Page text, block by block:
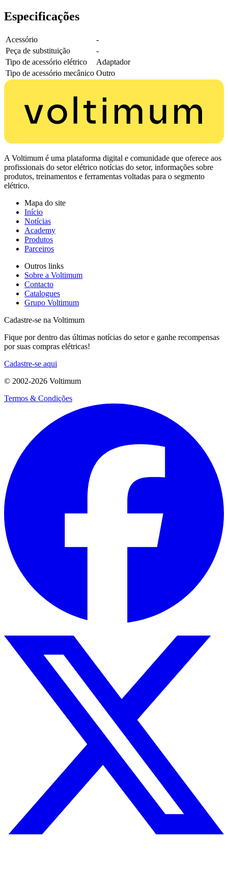
Especificações
Acessório
-
Peça de substituição
-
Tipo de acessório elétrico
Adaptador
Tipo de acessório mecânico Outro
A Voltimum é uma plataforma digital e comunidade que oferece aos
profissionais do setor elétrico notícias do setor, informações sobre
produtos, treinamentos e ferramentas voltadas para o segmento
elétrico.
Mapa do site
Início
Notícias
Academy
Produtos
Parceiros
Outros links
Sobre a Voltimum
Contacto
Catalogues
Grupo Voltimum
Cadastre-se na Voltimum
Fique por dentro das últimas notícias do setor e ganhe recompensas
por suas compras elétricas!
Cadastre-se aqui
© 2002-2026 Voltimum
Termos & Condições